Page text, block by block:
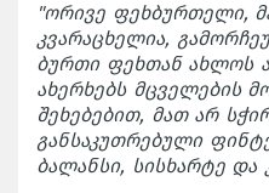
"ორივე ფეხბურთელი,
კვარაცხელია,
ბურთი ფეხთან ახლოს
ახერხებს მცველების
შეხებებით, მათ არ
განსაკუთრებული
ბალანსი, სისხარტე